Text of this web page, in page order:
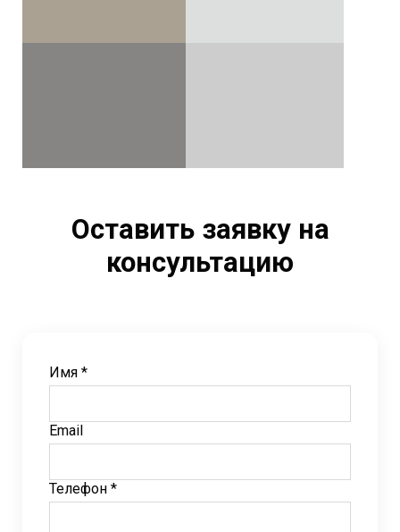
Оставить заявку на
консультацию
Имя *
Email
Телефон *